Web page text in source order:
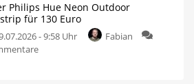
Philips Hue Neon Outdoor
für 130 Euro
- 9:58 Uhr
Fabian